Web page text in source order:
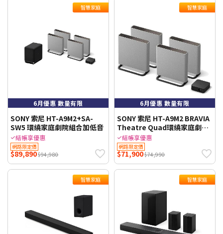
智慧家庭
6月優惠 數量有限
SONY 索尼 HT-A9M2+SA-
SW5 環繞家庭劇院組合加低音
結帳享優惠
網路限定價
$89,890$94,980
智慧家庭
6月優惠 數量有限
SONY 索尼 HT-A9M2 BRAVIA
Theatre Quad環繞家庭劇院
公司貨
結帳享優惠
網路限定價
$71,900$74,990
智慧家庭 智慧家庭